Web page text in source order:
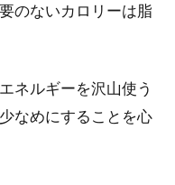
のないカロリーは脂
ネルギーを沢山使う
なめにすることを心